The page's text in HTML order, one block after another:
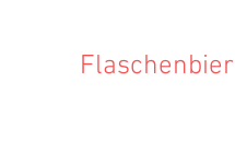
Flaschenbier